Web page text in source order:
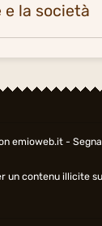
la società
emioweb.it -
un contenu illicite